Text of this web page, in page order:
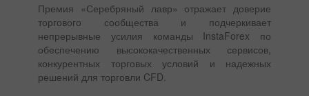
Премия «Серебряный лавр» отражает доверие
торгового сообщества и подчеркивает
непрерывные усилия команды InstaForex по
обеспечению высококачественных сервисов,
конкурентных торговых условий и надежных
решений для торговли CFD.